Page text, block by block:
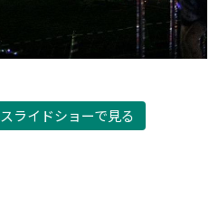
スライドショーで見る